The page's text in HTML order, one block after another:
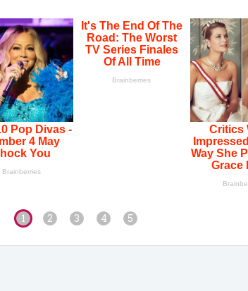
1 2 3 4 5